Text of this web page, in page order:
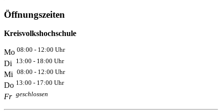
Öffnungszeiten
Kreisvolkshochschule
Mo 08:00 - 12:00 Uhr
Di 13:00 - 18:00 Uhr
Mi 08:00 - 12:00 Uhr
Do 13:00 - 17:00 Uhr
Fr geschlossen